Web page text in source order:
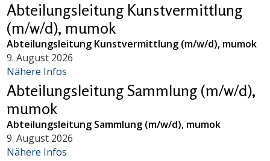
Abteilungsleitung Kunstvermittlung
(m/w/d), mumok
Abteilungsleitung Kunstvermittlung (m/w/d), mumok
9. August 2026
Nähere Infos
Abteilungsleitung Sammlung (m/w/d),
mumok
Abteilungsleitung Sammlung (m/w/d), mumok
9. August 2026
Nähere Infos